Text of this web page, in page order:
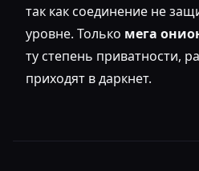
так как соединение не
уровне. Только мега
ту степень приватности,
приходят в даркнет.